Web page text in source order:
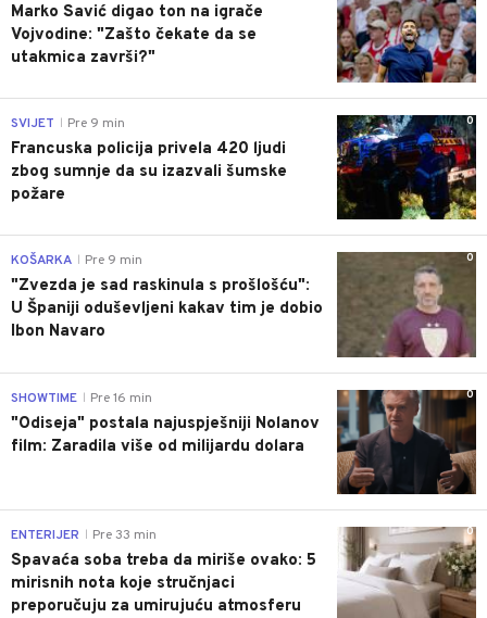
Marko Savić digao ton na igrače
Vojvodine: "Zašto čekate da se
utakmica završi?"
0
SVIJET Pre 9 min
Francuska policija privela 420 ljudi
zbog sumnje da su izazvali šumske
požare
0
KOŠARKA Pre 9 min
"Zvezda je sad raskinula s prošlošću":
U Španiji oduševljeni kakav tim je dobio
Ibon Navaro
0
SHOWTIME Pre 16 min
"Odiseja" postala najuspješniji Nolanov
film: Zaradila više od milijardu dolara
0
ENTERIJER Pre 33 min
Spavaća soba treba da miriše ovako: 5
mirisnih nota koje stručnjaci
preporučuju za umirujuću atmosferu